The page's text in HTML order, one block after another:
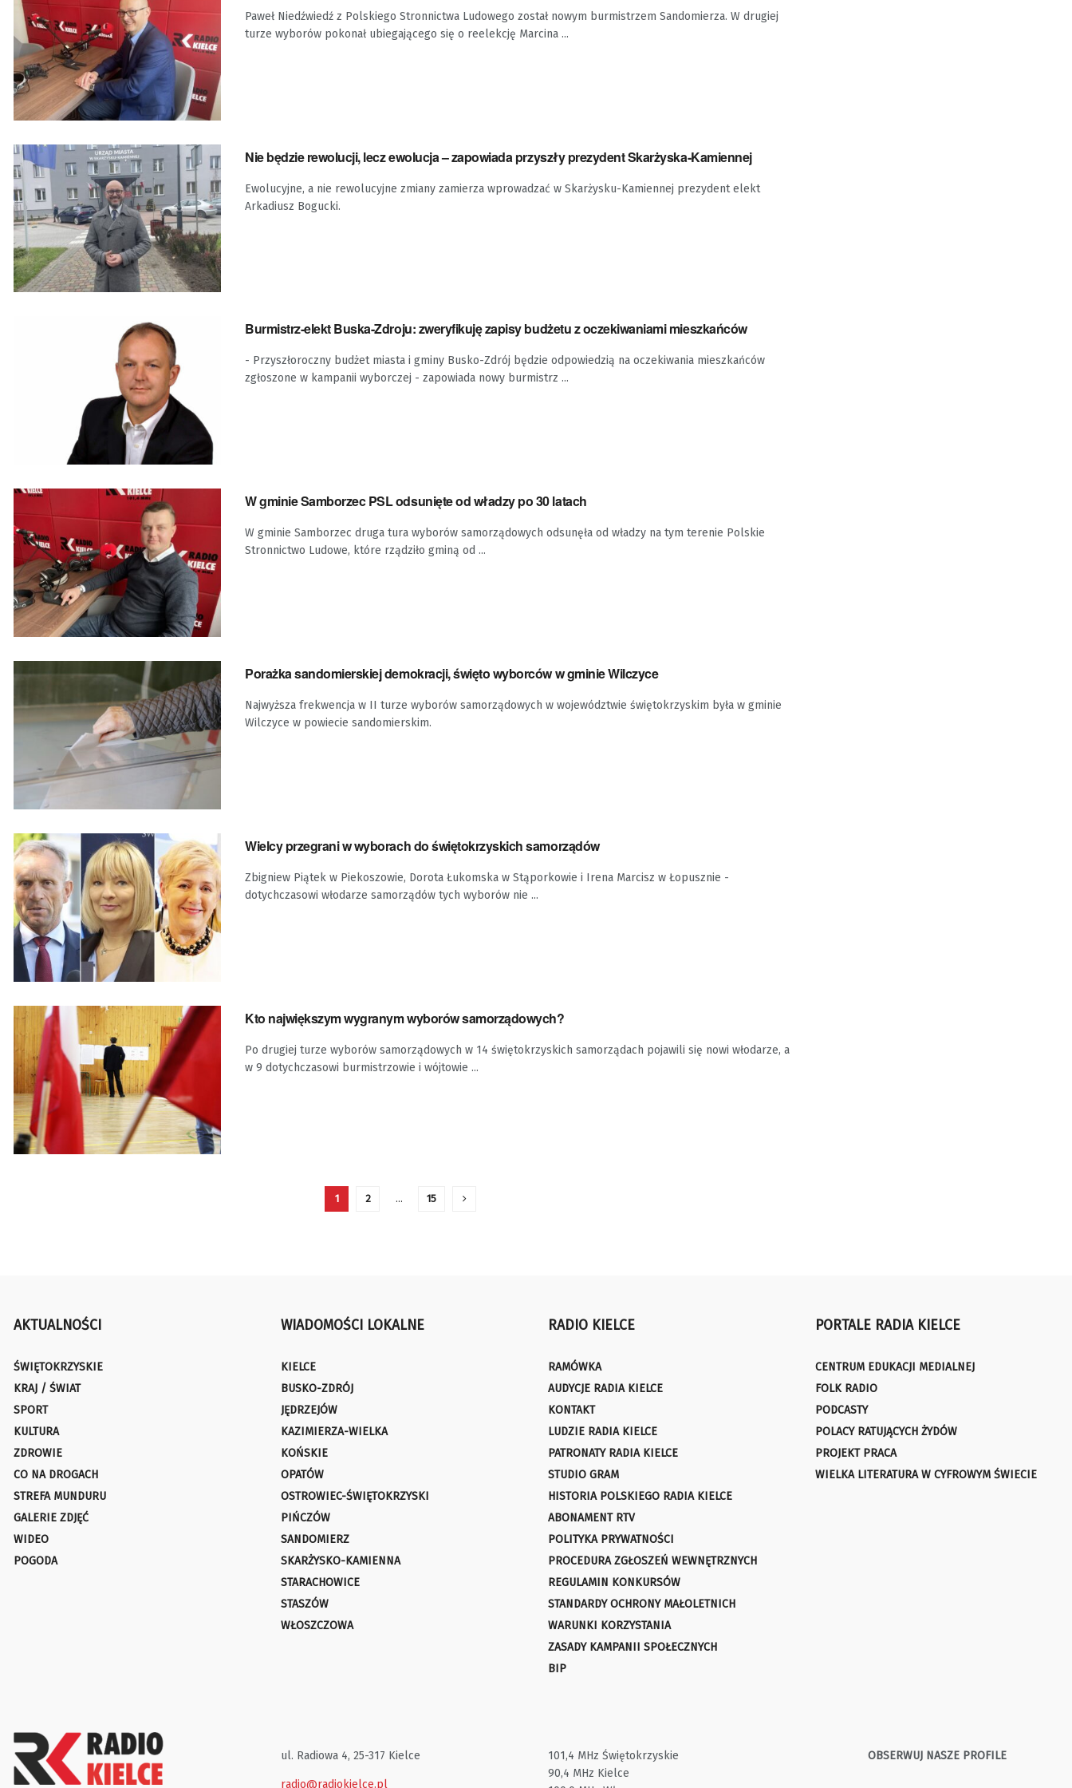
Paweł Niedźwiedź z Polskiego Stronnictwa Ludowego został nowym burmistrzem Sandomierza. W drugiej
turze wyborów pokonał ubiegającego się o reelekcję Marcina ...
Nie będzie rewolucji, lecz ewolucja – zapowiada przyszły prezydent Skarżyska-Kamiennej
Ewolucyjne, a nie rewolucyjne zmiany zamierza wprowadzać w Skarżysku-Kamiennej prezydent elekt
Arkadiusz Bogucki.
Burmistrz-elekt Buska-Zdroju: zweryfikuję zapisy budżetu z oczekiwaniami mieszkańców
- Przyszłoroczny budżet miasta i gminy Busko-Zdrój będzie odpowiedzią na oczekiwania mieszkańców
zgłoszone w kampanii wyborczej - zapowiada nowy burmistrz ...
W gminie Samborzec PSL odsunięte od władzy po 30 latach
W gminie Samborzec druga tura wyborów samorządowych odsunęła od władzy na tym terenie Polskie
Stronnictwo Ludowe, które rządziło gminą od ...
Porażka sandomierskiej demokracji, święto wyborców w gminie Wilczyce
Najwyższa frekwencja w II turze wyborów samorządowych w województwie świętokrzyskim była w gminie
Wilczyce w powiecie sandomierskim.
Wielcy przegrani w wyborach do świętokrzyskich samorządów
Zbigniew Piątek w Piekoszowie, Dorota Łukomska w Stąporkowie i Irena Marcisz w Łopusznie -
dotychczasowi włodarze samorządów tych wyborów nie ...
Kto największym wygranym wyborów samorządowych?
Po drugiej turze wyborów samorządowych w 14 świętokrzyskich samorządach pojawili się nowi włodarze, a
w 9 dotychczasowi burmistrzowie i wójtowie ...
1 2 … 15
AKTUALNOŚCI
ŚWIĘTOKRZYSKIE
KRAJ / ŚWIAT
SPORT
KULTURA
ZDROWIE
CO NA DROGACH
STREFA MUNDURU
GALERIE ZDJĘĆ
WIDEO
POGODA
WIADOMOŚCI LOKALNE
KIELCE
BUSKO-ZDRÓJ
JĘDRZEJÓW
KAZIMIERZA-WIELKA
KOŃSKIE
OPATÓW
OSTROWIEC-ŚWIĘTOKRZYSKI
PIŃCZÓW
SANDOMIERZ
SKARŻYSKO-KAMIENNA
STARACHOWICE
STASZÓW
WŁOSZCZOWA
RADIO KIELCE
RAMÓWKA
AUDYCJE RADIA KIELCE
KONTAKT
LUDZIE RADIA KIELCE
PATRONATY RADIA KIELCE
STUDIO GRAM
HISTORIA POLSKIEGO RADIA KIELCE
ABONAMENT RTV
POLITYKA PRYWATNOŚCI
PROCEDURA ZGŁOSZEŃ WEWNĘTRZNYCH
REGULAMIN KONKURSÓW
STANDARDY OCHRONY MAŁOLETNICH
WARUNKI KORZYSTANIA
ZASADY KAMPANII SPOŁECZNYCH
BIP
PORTALE RADIA KIELCE
CENTRUM EDUKACJI MEDIALNEJ
FOLK RADIO
PODCASTY
POLACY RATUJĄCYCH ŻYDÓW
PROJEKT PRACA
WIELKA LITERATURA W CYFROWYM ŚWIECIE
ul. Radiowa 4, 25-317 Kielce
radio@radiokielce.pl
101,4 MHz Świętokrzyskie
90,4 MHz Kielce
OBSERWUJ NASZE PROFILE